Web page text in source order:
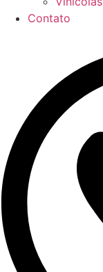
Contato